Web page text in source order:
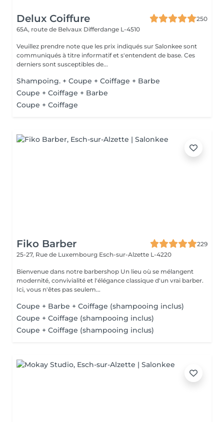
Delux Coiffure
250
65A, route de Belvaux Differdange L-4510
Veuillez prendre note que les prix indiqués sur Salonkee sont
communiqués à titre informatif et s'entendent de base. Ces
derniers sont susceptibles de...
Shampoing. + Coupe + Coiffage + Barbe
Coupe + Coiffage + Barbe
Coupe + Coiffage
Fiko Barber
229
25-27, Rue de Luxembourg Esch-sur-Alzette L-4220
Bienvenue dans notre barbershop Un lieu où se mélangent
modernité, convivialité et l'élégance classique d'un vrai barber.
Ici, vous n'êtes pas seulem...
Coupe + Barbe + Coiffage (shampooing inclus)
Coupe + Coiffage (shampooing inclus)
Coupe + Coiffage (shampooing inclus)